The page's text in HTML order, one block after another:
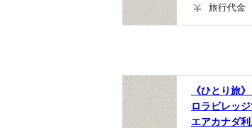
旅行代金
《ひとり旅
ロラビレッ
エアカナダ利